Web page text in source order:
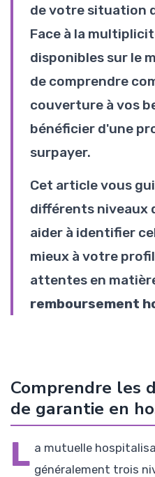
de votre situation
Face à la
disponibles sur le
de comprendre
couverture à vos
bénéficier d'une
surpayer.
Cet article vous
différents niveaux
aider à identifier
mieux à votre
attentes en
remboursement
Comprendre les
de garantie en
L a mutuelle
généralement trois